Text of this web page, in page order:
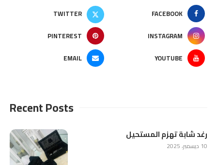
FACEBOOK
TWITTER
INSTAGRAM
PINTEREST
YOUTUBE
EMAIL
Recent Posts
رغد شابة تهزم المستحيل
10 ديسمبر، 2025